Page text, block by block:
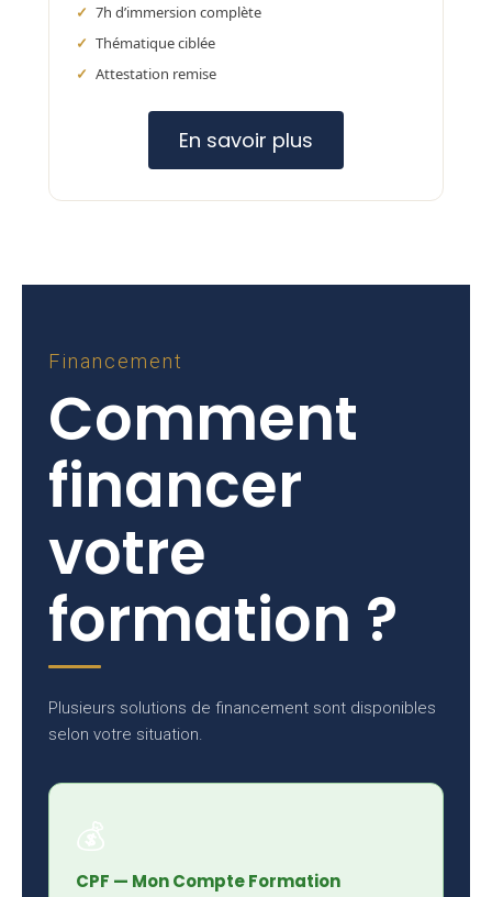
7h d’immersion complète
Thématique ciblée
Attestation remise
En savoir plus
Financement
Comment
financer
votre
formation ?
Plusieurs solutions de financement sont disponibles
selon votre situation.
CPF — Mon Compte Formation